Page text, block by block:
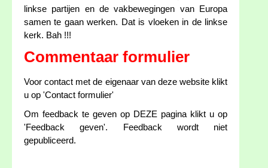
linkse partijen en de vakbewegingen van Europa
samen te gaan werken. Dat is vloeken in de linkse
kerk. Bah !!!
Commentaar formulier
Voor contact met de eigenaar van deze website klikt
u op 'Contact formulier'
Om feedback te geven op DEZE pagina klikt u op
'Feedback geven'. Feedback wordt niet
gepubliceerd.